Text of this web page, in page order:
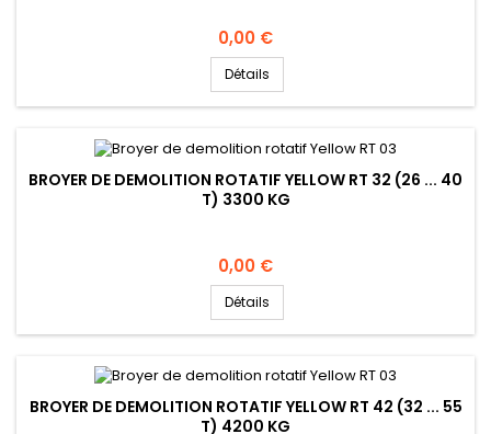
Prix
0,00 €
Détails
BROYER DE DEMOLITION ROTATIF YELLOW RT 32 (26 ... 40
T) 3300 KG
Prix
0,00 €
Détails
BROYER DE DEMOLITION ROTATIF YELLOW RT 42 (32 ... 55
T) 4200 KG